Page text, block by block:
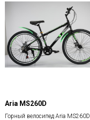
Aria MS260D
Горный велосипед Aria MS260D